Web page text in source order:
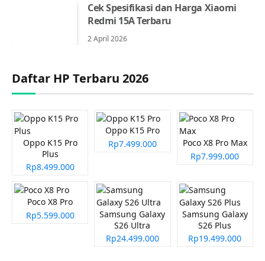
Cek Spesifikasi dan Harga Xiaomi
Redmi 15A Terbaru
2 April 2026
Daftar HP Terbaru 2026
Oppo K15 Pro
Plus
Rp8.499.000
Oppo K15 Pro
Rp7.499.000
Poco X8 Pro Max
Rp7.999.000
Poco X8 Pro
Rp5.599.000
Samsung Galaxy
S26 Ultra
Rp24.499.000
Samsung Galaxy
S26 Plus
Rp19.499.000